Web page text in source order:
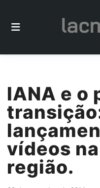
IANA e o
vídeos
região.